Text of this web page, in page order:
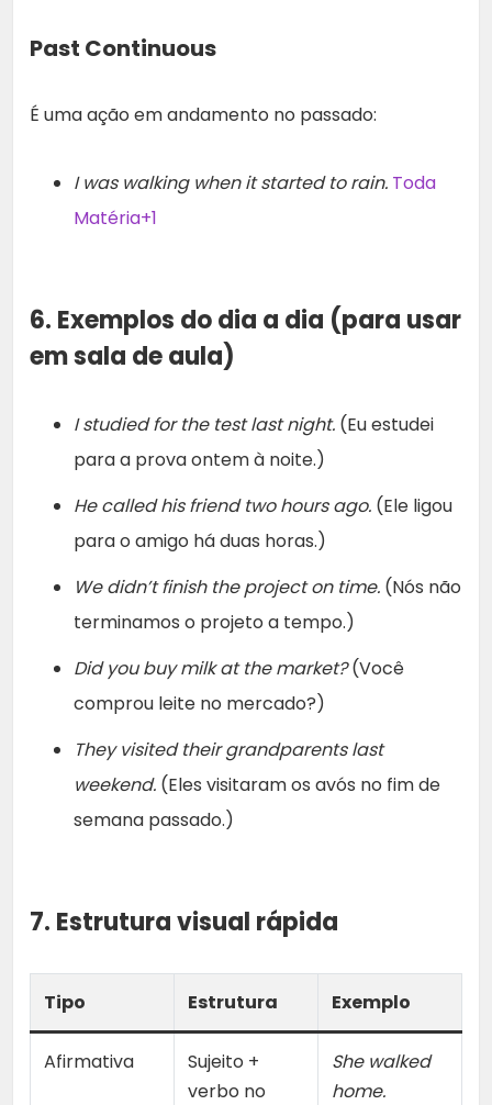
Past Continuous
É uma ação em andamento no passado:
I was walking when it started to rain. Toda
Matéria+1
6. Exemplos do dia a dia (para usar
em sala de aula)
I studied for the test last night. (Eu estudei
para a prova ontem à noite.)
He called his friend two hours ago. (Ele ligou
para o amigo há duas horas.)
We didn’t finish the project on time. (Nós não
terminamos o projeto a tempo.)
Did you buy milk at the market?(Você
comprou leite no mercado?)
They visited their grandparents last
weekend. (Eles visitaram os avós no fim de
semana passado.)
7. Estrutura visual rápida
Tipo Estrutura Exemplo
Afirmativa
Sujeito +
verbo no
She walked
home.